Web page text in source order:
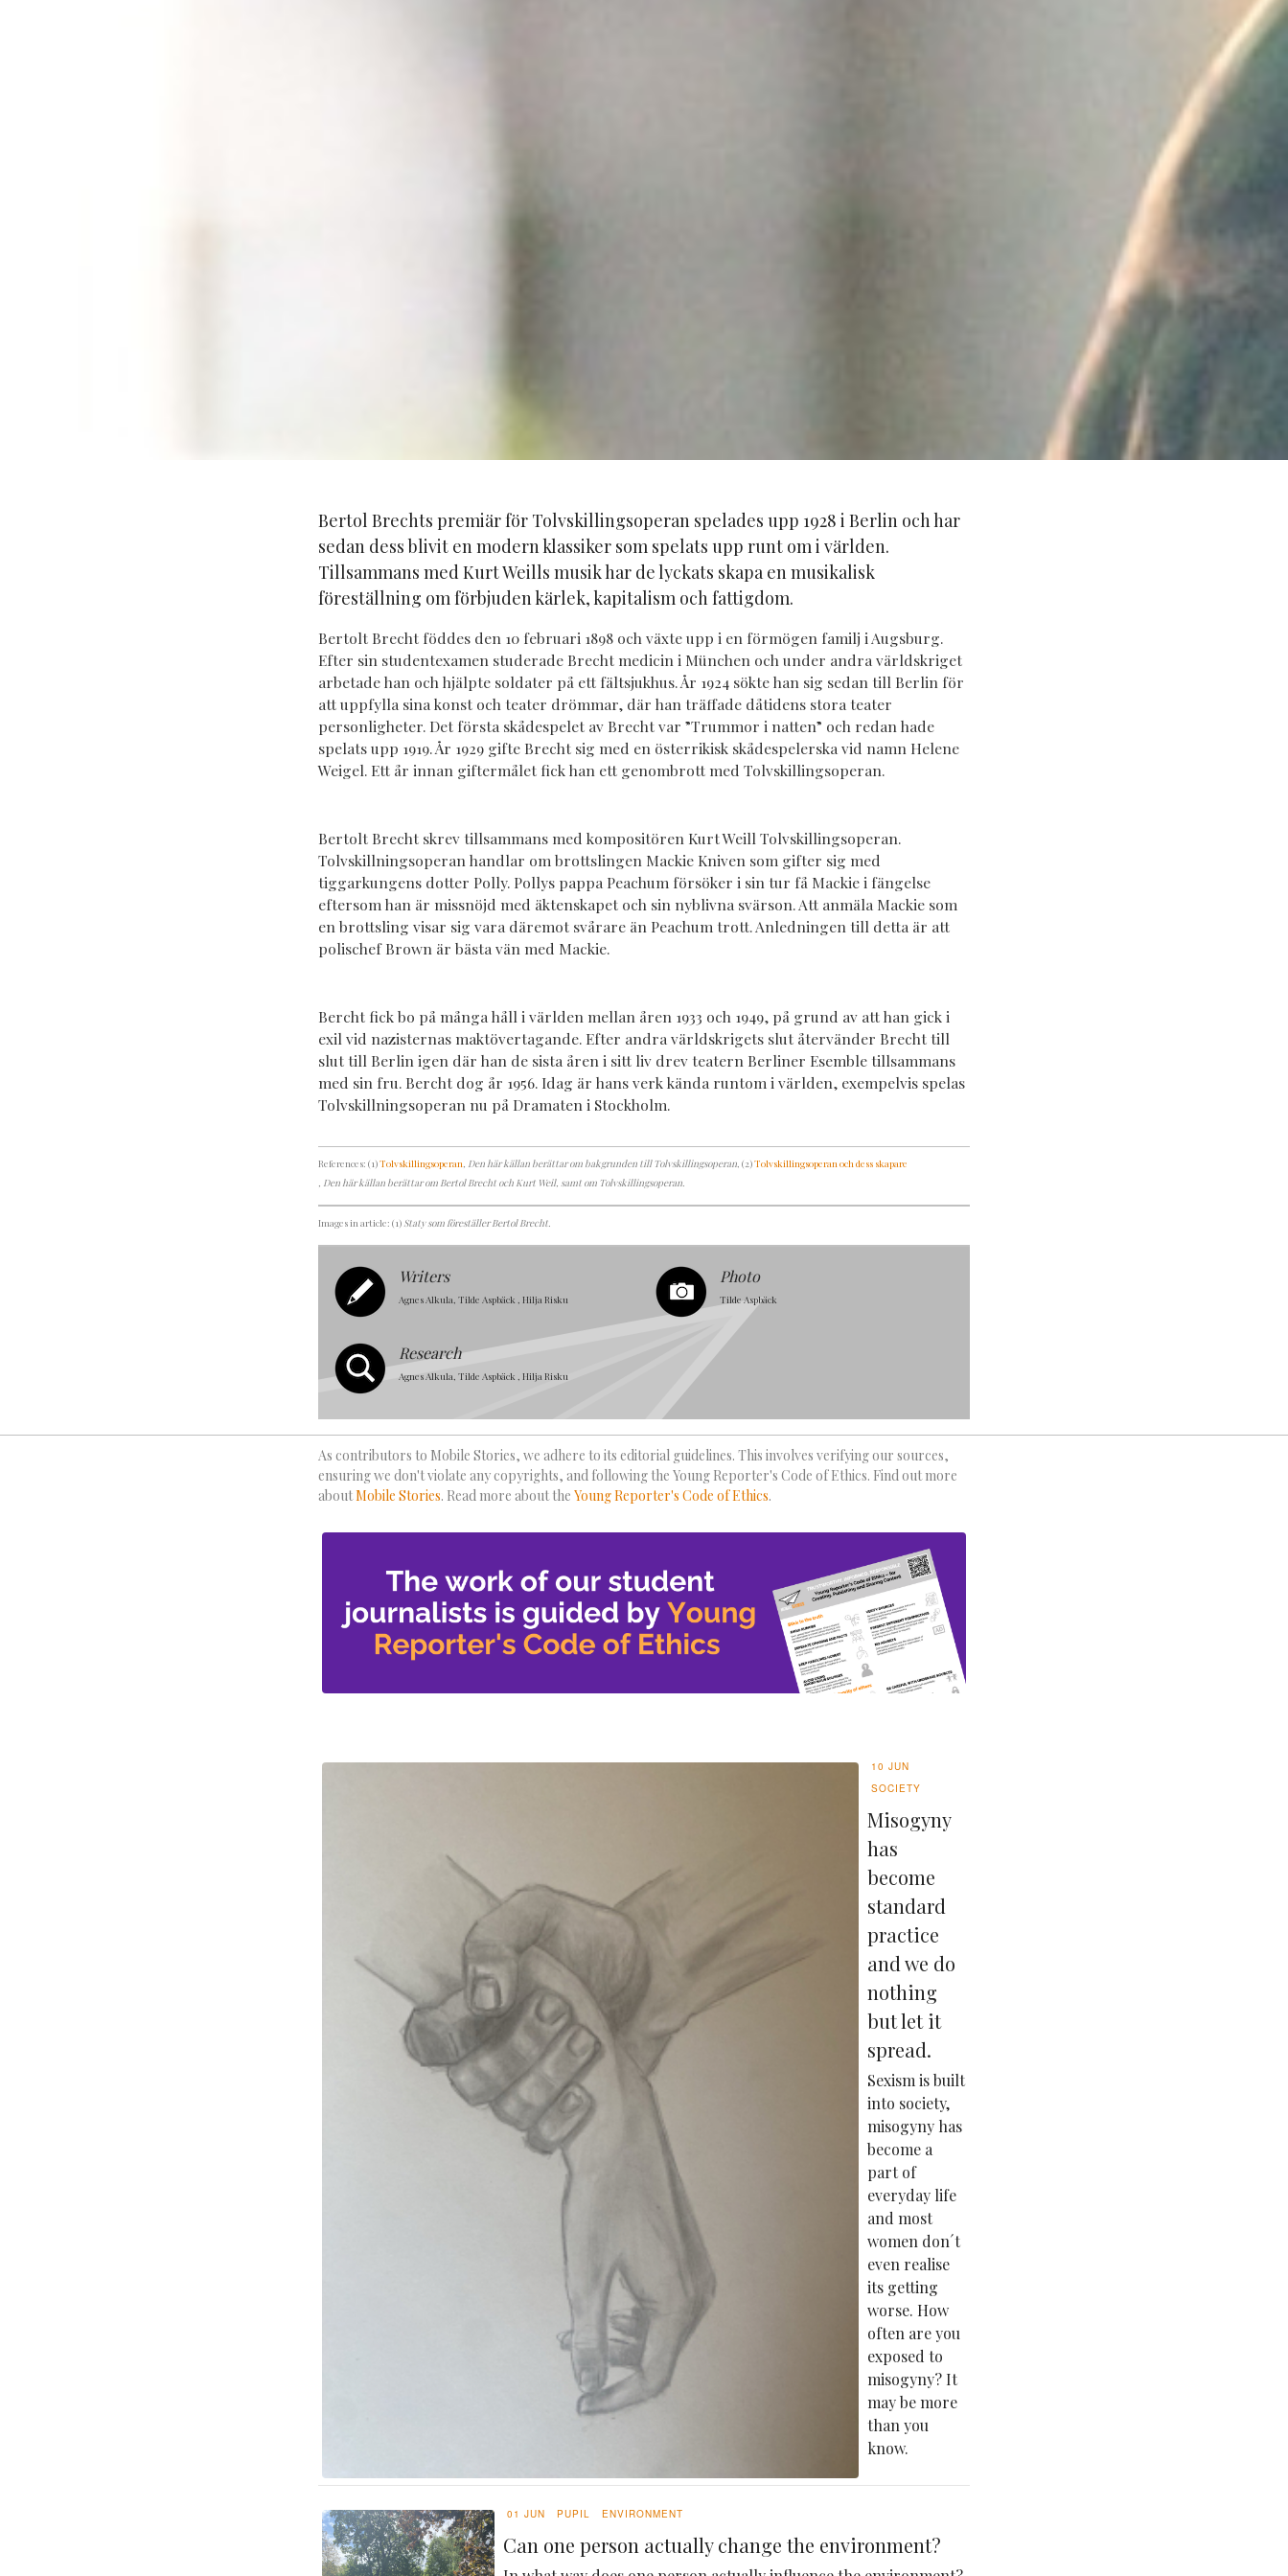
Bertol Brechts premiär för Tolvskillingsoperan spelades upp 1928 i Berlin och har
sedan dess blivit en modern klassiker som spelats upp runt om i världen.
Tillsammans med Kurt Weills musik har de lyckats skapa en musikalisk
föreställning om förbjuden kärlek, kapitalism och fattigdom.
Bertolt Brecht föddes den 10 februari 1898 och växte upp i en förmögen familj i Augsburg.
Efter sin studentexamen studerade Brecht medicin i München och under andra världskriget
arbetade han och hjälpte soldater på ett fältsjukhus. År 1924 sökte han sig sedan till Berlin för
att uppfylla sina konst och teater drömmar, där han träffade dåtidens stora teater
personligheter. Det första skådespelet av Brecht var ”Trummor i natten” och redan hade
spelats upp 1919. År 1929 gifte Brecht sig med en österrikisk skådespelerska vid namn Helene
Weigel. Ett år innan giftermålet fick han ett genombrott med Tolvskillingsoperan.
Bertolt Brecht skrev tillsammans med kompositören Kurt Weill Tolvskillingsoperan.
Tolvskillningsoperan handlar om brottslingen Mackie Kniven som gifter sig med
tiggarkungens dotter Polly. Pollys pappa Peachum försöker i sin tur få Mackie i fängelse
eftersom han är missnöjd med äktenskapet och sin nyblivna svärson. Att anmäla Mackie som
en brottsling visar sig vara däremot svårare än Peachum trott. Anledningen till detta är att
polischef Brown är bästa vän med Mackie.
Bercht fick bo på många håll i världen mellan åren 1933 och 1949, på grund av att han gick i
exil vid nazisternas maktövertagande. Efter andra världskrigets slut återvänder Brecht till
slut till Berlin igen där han de sista åren i sitt liv drev teatern Berliner Esemble tillsammans
med sin fru. Bercht dog år 1956. Idag är hans verk kända runtom i världen, exempelvis spelas
Tolvskillningsoperan nu på Dramaten i Stockholm.
References: (1)Tolvskillingsoperan, Den här källan berättar om bakgrunden till Tolvskillingsoperan, (2)Tolvskillingsoperan och dess skapare
, Den här källan berättar om Bertol Brecht och Kurt Weil, samt om Tolvskillingsoperan.
Images in article: (1)Staty som föreställer Bertol Brecht.
Writers
Agnes Alkula, Tilde Aspbäck , Hilja Risku
Photo
Tilde Aspbäck
Research
Agnes Alkula, Tilde Aspbäck , Hilja Risku
As contributors to Mobile Stories, we adhere to its editorial guidelines. This involves verifying our sources,
ensuring we don't violate any copyrights, and following the Young Reporter's Code of Ethics. Find out more
aboutMobile Stories. Read more about the Young Reporter's Code of Ethics.
10 JUN
SOCIETY
Misogyny
has
become
standard
practice
and we do
nothing
but let it
spread.
Sexism is built
into society,
misogyny has
become a
part of
everyday life
and most
women don´t
even realise
its getting
worse. How
often are you
exposed to
misogyny? It
may be more
than you
know.
01 JUN PUPIL ENVIRONMENT
Can one person actually change the environment?